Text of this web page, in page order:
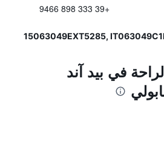
+39 333 898 9466
في بيد آند